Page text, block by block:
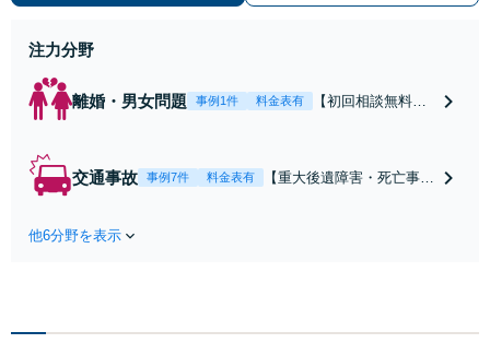
注力分野
離婚・男女問題 事例1件 料金表有
【初回相談無料】
条件で離婚ができ
交通事故 事例7件 料金表有
【重大後遺障害・死亡事案
応・納得できる解決を」
他6分野を表示